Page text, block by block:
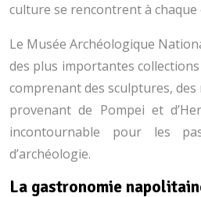
culture se rencontrent à chaque
Le Musée Archéologique
des plus importantes
comprenant des sculptures,
provenant de Pompei et
incontournable pour les
d’archéologie.
La gastronomie